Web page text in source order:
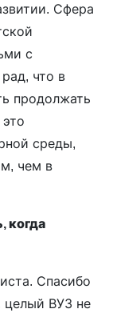
Сфера
с
что в
продолжать
среды,
чем в
когда
Спасибо
целый ВУЗ не